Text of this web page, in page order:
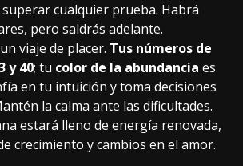
cualquier prueba. Habrá
pero saldrás adelante.
viaje de placer. Tus números de
y 40; tu color de la abundancia es
en tu intuición y toma decisiones
la calma ante las dificultades.
estará lleno de energía renovada,
crecimiento y cambios en el amor.